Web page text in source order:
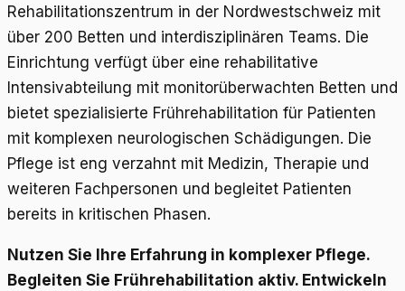
Rehabilitationszentrum in der Nordwestschweiz mit
über 200 Betten und interdisziplinären Teams. Die
Einrichtung verfügt über eine rehabilitative
Intensivabteilung mit monitorüberwachten Betten und
bietet spezialisierte Frührehabilitation für Patienten
mit komplexen neurologischen Schädigungen. Die
Pflege ist eng verzahnt mit Medizin, Therapie und
weiteren Fachpersonen und begleitet Patienten
bereits in kritischen Phasen.
Nutzen Sie Ihre Erfahrung in komplexer Pflege.
Begleiten Sie Frührehabilitation aktiv. Entwickeln